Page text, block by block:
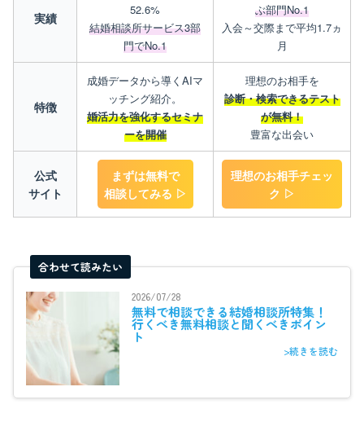
実績
52.6%
結婚相談所サービス3部
門でNo.1
ぶ部門No.1
入会～交際まで平均1.7ヵ
月
特徴
成婚データから導くAIマ
ッチング紹介。
婚活力を強化するセミナ
ーを開催
理想のお相手を
診断・検索できるテスト
が無料！
豊富な出会い
公式
サイト
まずは無料で
相談してみる ▷
理想のお相手チェッ
ク ▷
合わせて読みたい
2026/07/28
無料で相談できる結婚相談所特集！
行くべき無料相談と聞くべきポイン
ト
>続きを読む